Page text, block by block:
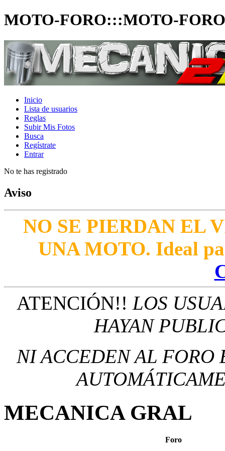
MOTO-FORO:::MOTO-
Inicio
Lista de usuarios
Reglas
Subir Mis Fotos
Busca
Regístrate
Entrar
No te has registrado
Aviso
NO SE PIERDAN EL
UNA MOTO. Ideal
ATENCIÓN!! LOS
HAYAN
NI ACCEDEN AL FORO
MECANICA GRAL
Foro